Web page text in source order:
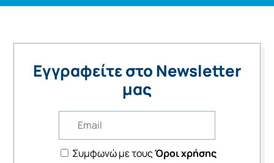
Εγγραφείτε στο Newsletter
μας
Συμφωνώ με τουςΌροι χρήσης